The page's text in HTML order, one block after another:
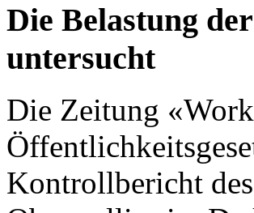
Die Belastung
untersucht
Die Zeitung
Kontrollbericht